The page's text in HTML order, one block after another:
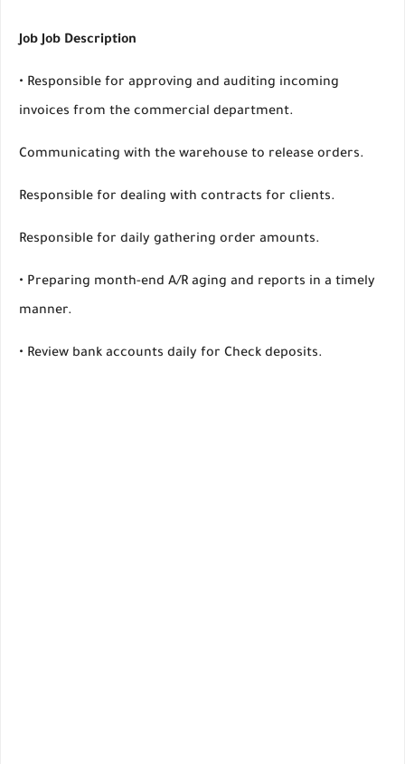
JobJob Description
• Responsible for approving and auditing incoming
invoices from the commercial department.
Communicating with the warehouse to release orders.
Responsible for dealing with contracts for clients.
Responsible for daily gathering order amounts.
• Preparing month-end A/R aging and reports in a timely
manner.
• Review bank accounts daily for Check deposits.